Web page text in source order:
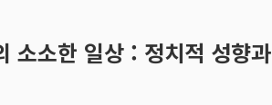
소한 일상 : 정치적 성향과